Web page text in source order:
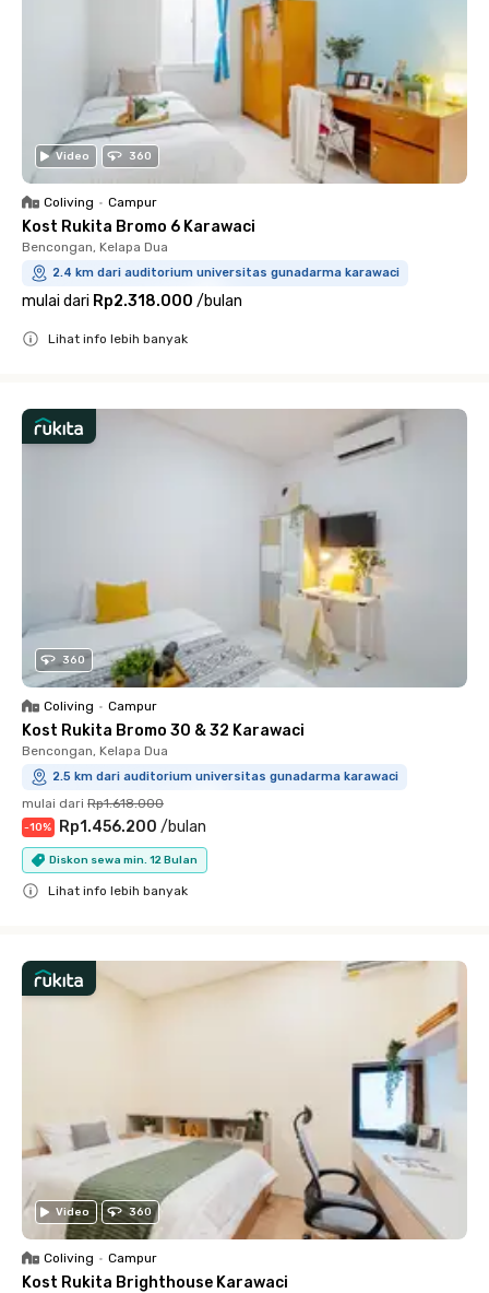
Video 360
Coliving • Campur
Kost Rukita Bromo 6 Karawaci
Bencongan, Kelapa Dua
2.4 km dari auditorium universitas gunadarma karawaci
mulai dari Rp2.318.000 /bulan
Lihat info lebih banyak
360
Coliving • Campur
Kost Rukita Bromo 30 & 32 Karawaci
Bencongan, Kelapa Dua
2.5 km dari auditorium universitas gunadarma karawaci
mulai dari Rp1.618.000
-10% Rp1.456.200 /bulan
Diskon sewa min. 12 Bulan
Lihat info lebih banyak
Video 360
Coliving • Campur
Kost Rukita Brighthouse Karawaci